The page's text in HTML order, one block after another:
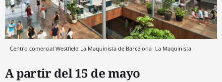
Centro comercial Westfield La Maquinista de Barcelona La Maquinista
A partir del 15 de mayo